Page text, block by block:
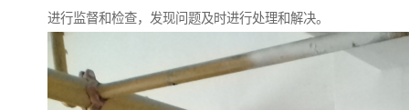
进行监督和检查，发现问题及时进行处理和解决。